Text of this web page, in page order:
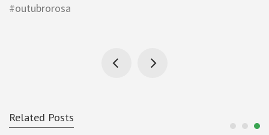
#outubrorosa
Related Posts